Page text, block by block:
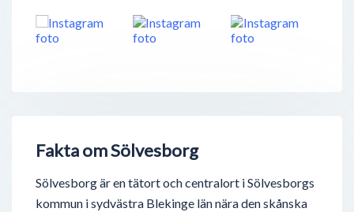
Fakta om Sölvesborg
Sölvesborg är en tätort och centralort i Sölvesborgs
kommun i sydvästra Blekinge län nära den skånska